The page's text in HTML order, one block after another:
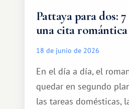
Pattaya para dos:
una cita romántica
18 de junio de 2026
En el día a día, el
quedar en segundo
las tareas domésticas,